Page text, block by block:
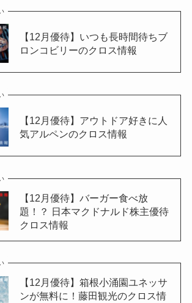
【12月優待】いつも長時間待ちブ
ロンコビリーのクロス情報
【12月優待】アウトドア好きに人
気アルペンのクロス情報
【12月優待】バーガー食べ放
題！？ 日本マクドナルド株主優待
クロス情報
【12月優待】箱根小涌園ユネッサ
ンが無料に！藤田観光のクロス情